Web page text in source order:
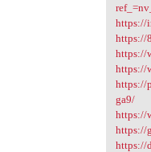
https://
https://
https://
https://
https://
ga9/
https://
https://
https://